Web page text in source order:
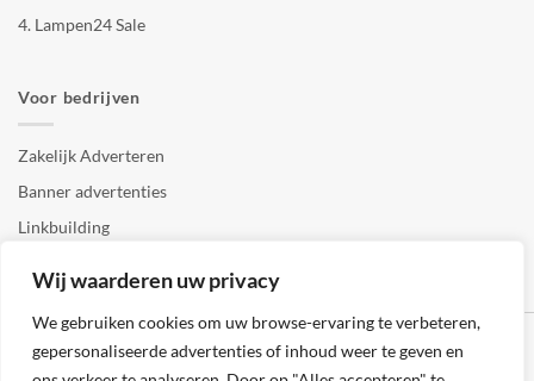
Wij waarderen uw privacy
We gebruiken cookies om uw browse-ervaring te verbeteren,
gepersonaliseerde advertenties of inhoud weer te geven en
4. Lampen24 Sale
Voor bedrijven
Zakelijk Adverteren
Banner advertenties
Linkbuilding